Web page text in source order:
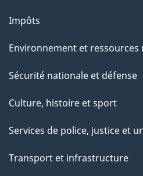
Impôts
Environnement et ressources
Sécurité nationale et défense
Culture, histoire et sport
Services de police, justice et
Transport et infrastructure